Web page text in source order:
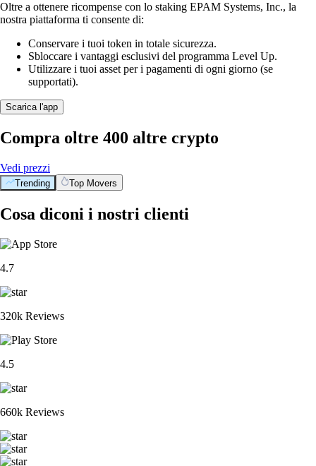
Oltre a ottenere ricompense con lo staking EPAM Systems, Inc., la
nostra piattaforma ti consente di:
Conservare i tuoi token in totale sicurezza.
Sbloccare i vantaggi esclusivi del programma Level Up.
Utilizzare i tuoi asset per i pagamenti di ogni giorno (se
supportati).
Scarica l'app
Compra oltre 400 altre crypto
Vedi prezzi
Trending Top Movers
Cosa diconi i nostri clienti
4.7
320k Reviews
4.5
660k Reviews